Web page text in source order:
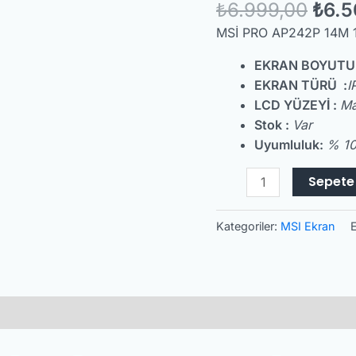
₺6.999,00 ₺
MSİ PRO AP242P 14M
EKRAN
EKRAN TÜRÜ :
LCD YÜZEYİ :
Stok : Var
Uyumluluk: %
Lcd
Ekran
Panel
adet
Sepete
Kategoriler: MSI Ekran